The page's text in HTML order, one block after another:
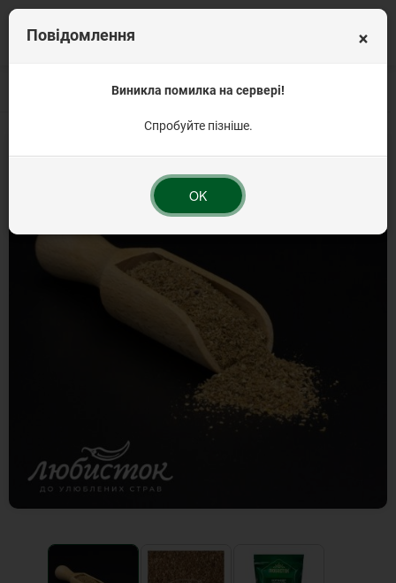
Вагова продукція Прянощі та спеції Коріандр мелений 500г
×
Повідомлення
Виникла помилка на сервері!
Спробуйте пізніше.
OK